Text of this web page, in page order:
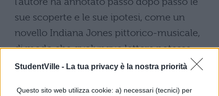
StudentVille - La tua privacy è la nostra priorità
Questo sito web utilizza cookie: a) necessari (tecnici) per
sue scoperte e le sue ipotesi, come un
novello Indiana Jones pittorico-musicale,
di modo che qualunque lettore potesse
ripercorrere e verificare tutti i passaggi di